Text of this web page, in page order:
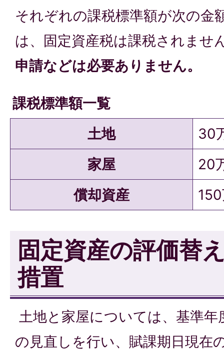
それぞれの課税標準額が次の金
は、固定資産税は課税されませ
申請などは必要ありません。
課税標準額一覧
土地
30
家屋
20
償却資産
固定資産の評価替
措置
土地と家屋については、基準
の見直しを行い、賦課期日現在